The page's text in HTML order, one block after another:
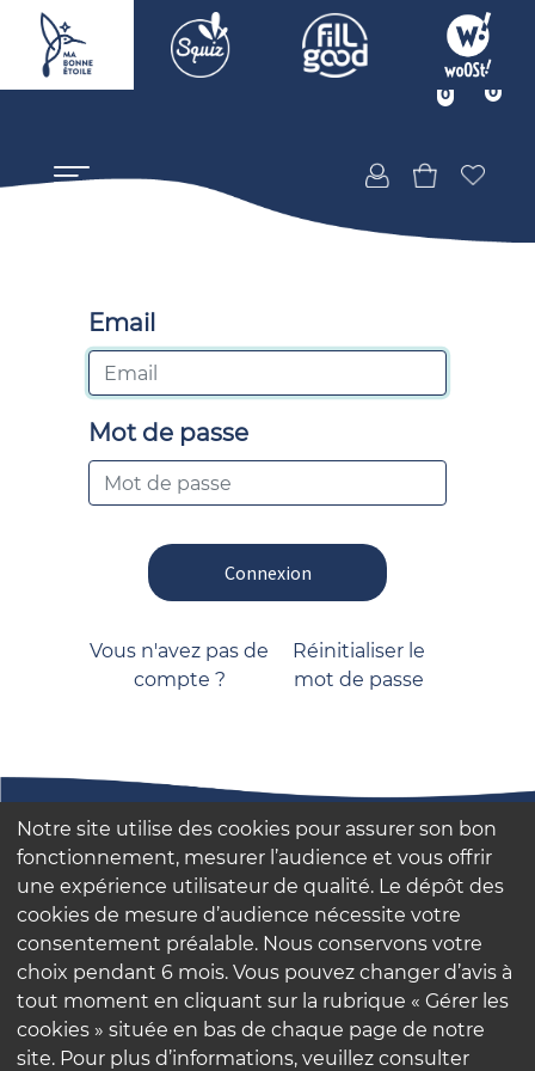
0 0
Email
Mot de passe
Connexion
Vous n'avez pas de
compte ?
Réinitialiser le
mot de passe
Contactez-nous
Nos engagements
Mentions légales
Politique de confidentialité
Notre site utilise des cookies pour assurer son bon
fonctionnement, mesurer l’audience et vous offrir
une expérience utilisateur de qualité. Le dépôt des
cookies de mesure d’audience nécessite votre
consentement préalable. Nous conservons votre
choix pendant 6 mois. Vous pouvez changer d’avis à
tout moment en cliquant sur la rubrique « Gérer les
cookies » située en bas de chaque page de notre
site. Pour plus d’informations, veuillez consulter